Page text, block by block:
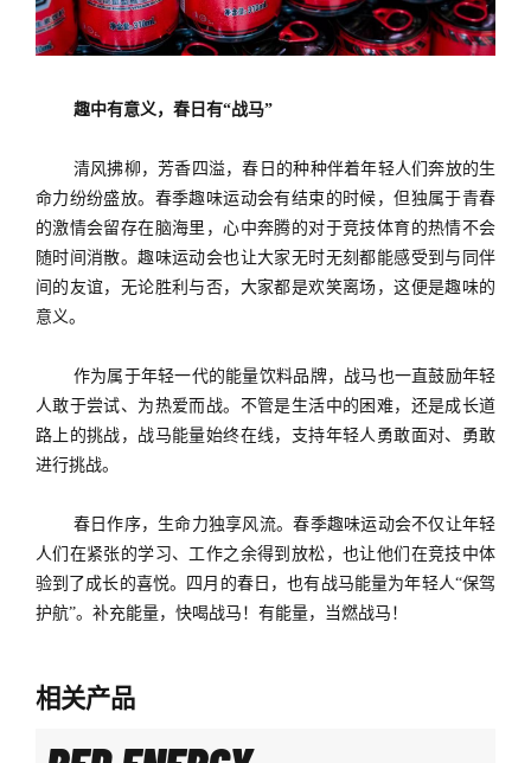
趣中有意义，春日有“战马”
清风拂柳，芳香四溢，春日的种种伴着年轻人们奔放的生
命力纷纷盛放。春季趣味运动会有结束的时候，但独属于青春
的激情会留存在脑海里，心中奔腾的对于竞技体育的热情不会
随时间消散。趣味运动会也让大家无时无刻都能感受到与同伴
间的友谊，无论胜利与否，大家都是欢笑离场，这便是趣味的
意义。
作为属于年轻一代的能量饮料品牌，战马也一直鼓励年轻
人敢于尝试、为热爱而战。 不管是生活中的困难，还是成长道
路上的挑战，战马能量始终在线，支持年轻人勇敢面对、勇敢
进行挑战。
春日作序，生命力独享风流。春季趣味运动会不仅让年轻
人们在紧张的学习、工作之余得到放松，也让他们在竞技中体
验到了成长的喜悦。四月的春日，也有战马能量为年轻人“保驾
护航”。补充能量，快喝战马！有能量，当燃战马！
相关产品